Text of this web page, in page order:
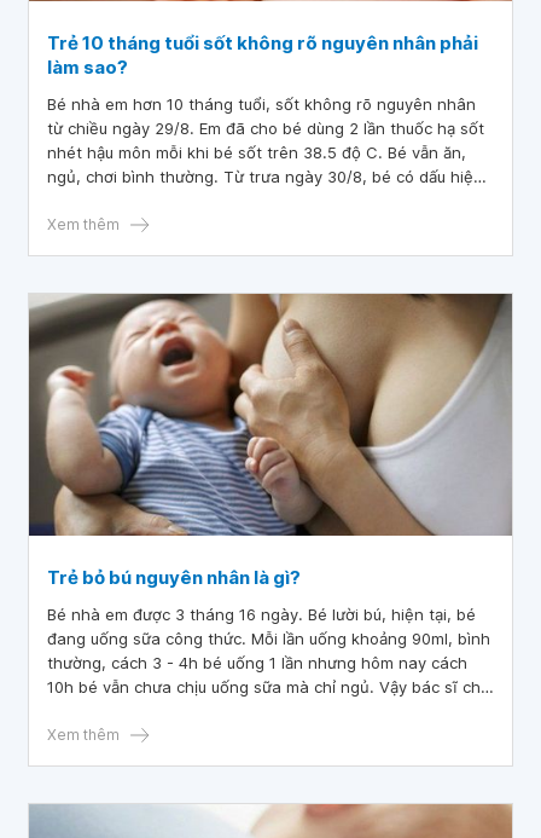
Trẻ 10 tháng tuổi sốt không rõ nguyên nhân phải
làm sao?
Bé nhà em hơn 10 tháng tuổi, sốt không rõ nguyên nhân
từ chiều ngày 29/8. Em đã cho bé dùng 2 lần thuốc hạ sốt
nhét hậu môn mỗi khi bé sốt trên 38.5 độ C. Bé vẫn ăn,
ngủ, chơi bình thường. Từ trưa ngày 30/8, bé có dấu hiệu
ho, không sổ mũi. Bác sĩ cho em hỏi, trẻ 10 tháng tuổi sốt
Xem thêm
Trẻ bỏ bú nguyên nhân là gì?
Bé nhà em được 3 tháng 16 ngày. Bé lười bú, hiện tại, bé
đang uống sữa công thức. Mỗi lần uống khoảng 90ml, bình
thường, cách 3 - 4h bé uống 1 lần nhưng hôm nay cách
10h bé vẫn chưa chịu uống sữa mà chỉ ngủ. Vậy bác sĩ cho
Xem thêm